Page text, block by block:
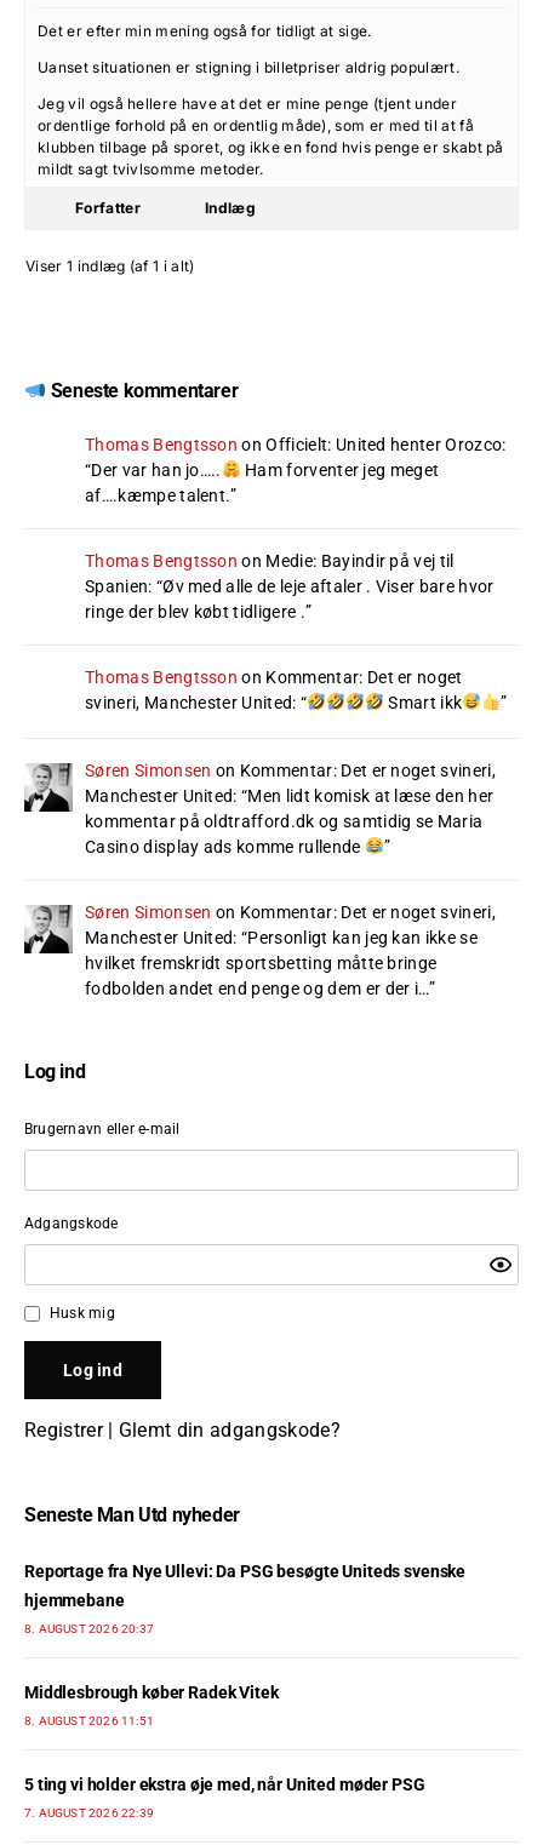
Det er efter min mening også for tidligt at sige.
Uanset situationen er stigning i billetpriser aldrig populært.
Jeg vil også hellere have at det er mine penge (tjent under
ordentlige forhold på en ordentlig måde), som er med til at få
klubben tilbage på sporet, og ikke en fond hvis penge er skabt på
mildt sagt tvivlsomme metoder.
Forfatter Indlæg
Viser 1 indlæg (af 1 i alt)
Seneste kommentarer
Thomas Bengtsson onOfficielt: United henter Orozco:
“Der var han jo…..
Ham forventer jeg meget
af….kæmpe talent.”
Thomas Bengtsson on Medie: Bayindir på vej til
Spanien: “Øv med alle de leje aftaler . Viser bare hvor
ringe der blev købt tidligere .”
Thomas Bengtsson on Kommentar: Det er noget
svineri, Manchester United: “ Smart ikk ”
Søren Simonsen on Kommentar: Det er noget svineri,
Manchester United: “Men lidt komisk at læse den her
kommentar på oldtrafford.dk og samtidig se Maria
Casino display ads komme rullende
”
Søren Simonsen on Kommentar: Det er noget svineri,
Manchester United: “Personligt kan jeg kan ikke se
hvilket fremskridt sportsbetting måtte bringe
fodbolden andet end penge og dem er der i…”
Log ind
Brugernavn eller e-mail
Adgangskode
Husk mig
Registrer| Glemt din adgangskode?
Seneste Man Utd nyheder
Reportage fra Nye Ullevi: Da PSG besøgte Uniteds svenske
hjemmebane
8. AUGUST 2026 20:37
Middlesbrough køber Radek Vitek
8. AUGUST 2026 11:51
5 ting vi holder ekstra øje med, når United møder PSG
7. AUGUST 2026 22:39